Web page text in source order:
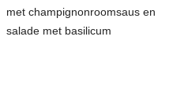
met champignonroomsaus en
salade met basilicum